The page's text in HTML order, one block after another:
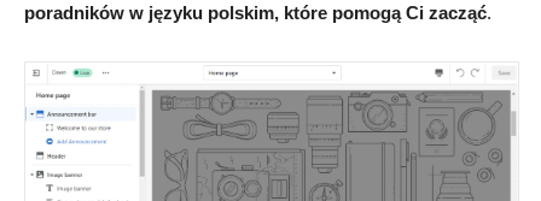
poradników w języku polskim, które pomogą Ci zacząć.